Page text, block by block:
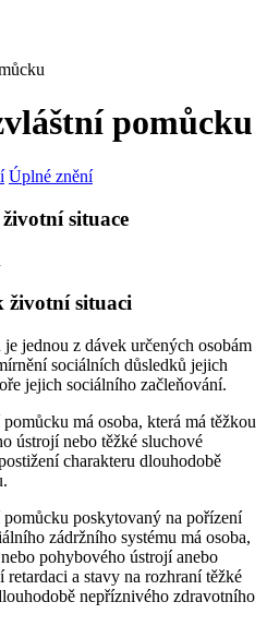
pomůcku
Úplné znění
situace
životní situaci
jednou z dávek určených osobám
sociálních důsledků jejich
jejich sociálního začleňování.
má osoba, která má těžkou
ústrojí nebo těžké sluchové
charakteru dlouhodobě
poskytovaný na pořízení
zádržního systému má osoba,
pohybového ústrojí anebo
a stavy na rozhraní těžké
nepříznivého zdravotního